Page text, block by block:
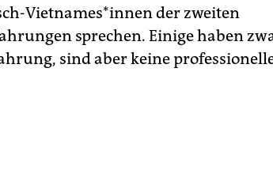
Vietnames*innen der zweiten
sprechen. Einige haben
sind aber keine